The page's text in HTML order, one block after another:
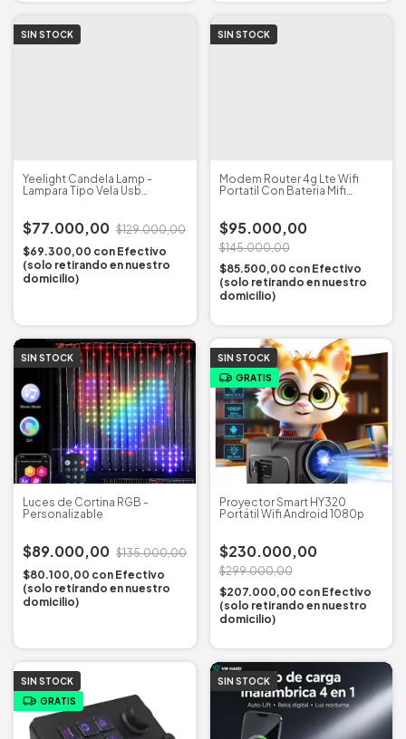
SIN STOCK
Yeelight Candela Lamp -
Lampara Tipo Vela Usb
$77.000,00 $129.000,00
$69.300,00 con Efectivo
(solo retirando en nuestro
domicilio)
SIN STOCK
Modem Router 4g Lte Wifi
Portatil Con Bateria Mifi
$95.000,00
$145.000,00
$85.500,00 con Efectivo
(solo retirando en nuestro
domicilio)
SIN STOCK
Luces de Cortina RGB -
Personalizable
$89.000,00 $135.000,00
$80.100,00 con Efectivo
(solo retirando en nuestro
domicilio)
SIN STOCK
GRATIS
Proyector Smart HY320
Portátil Wifi Android 1080p
$230.000,00
$299.000,00
$207.000,00 con Efectivo
(solo retirando en nuestro
domicilio)
SIN STOCK
GRATIS
SIN STOCK